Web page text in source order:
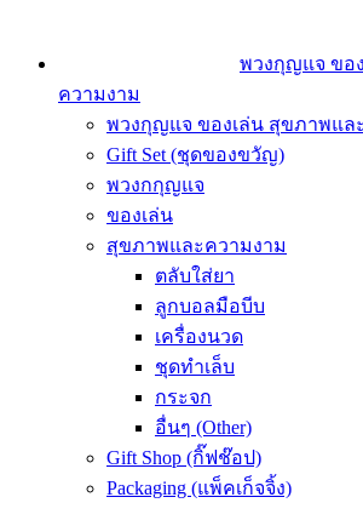
พวงกุญแจ ขอ
ความงาม
พวงกุญแจ ของเล่น สุขภาพแล
Gift Set (ชุดของขวัญ)
พวงกกุญแจ
ของเล่น
สุขภาพและความงาม
ตลับใส่ยา
ลูกบอลมือบีบ
เครื่องนวด
ชุดทำเล็บ
กระจก
อื่นๆ (Other)
Gift Shop (กิ๊ฟช๊อป)
Packaging (แพ็คเก็จจิ้ง)